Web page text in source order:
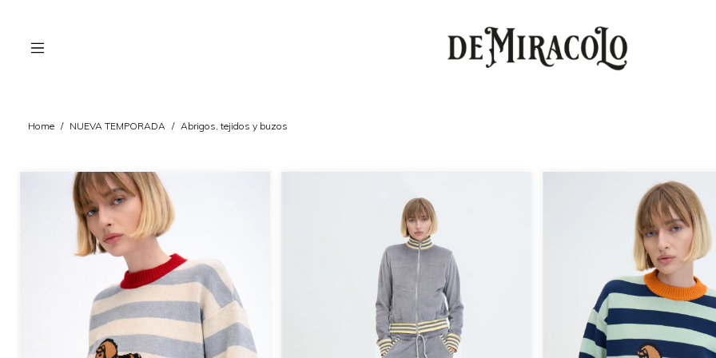
Home / NUEVA TEMPORADA / Abrigos, tejidos y buzos